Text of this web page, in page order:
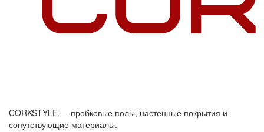
CORKSTYLE — пробковые полы, настенные покрытия и
сопутствующие материалы.